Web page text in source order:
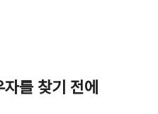
를 찾기 전에